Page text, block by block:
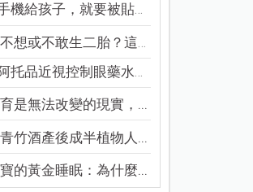
機給孩子，就要被貼「...
想或不敢生二胎？這8...
托品近視控制眼藥水納...
是無法改變的現實，...
竹酒產後成半植物人...
的黃金睡眠：為什麼...